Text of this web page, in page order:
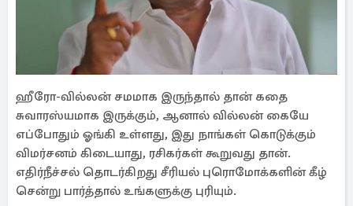
ஹீரோ-வில்லன் சமமாக இருந்தால் தான் கதை
சுவாரஸ்யமாக இருக்கும், ஆனால் வில்லன் கையே
எப்போதும் ஓங்கி உள்ளது, இது நாங்கள் கொடுக்கும்
விமர்சனம் கிடையாது, ரசிகர்கள் கூறுவது தான்.
எதிர்நீச்சல் தொடர்கிறது சீரியல் புரொமோக்களின் கீழ்
சென்று பார்த்தால் உங்களுக்கு புரியும்.